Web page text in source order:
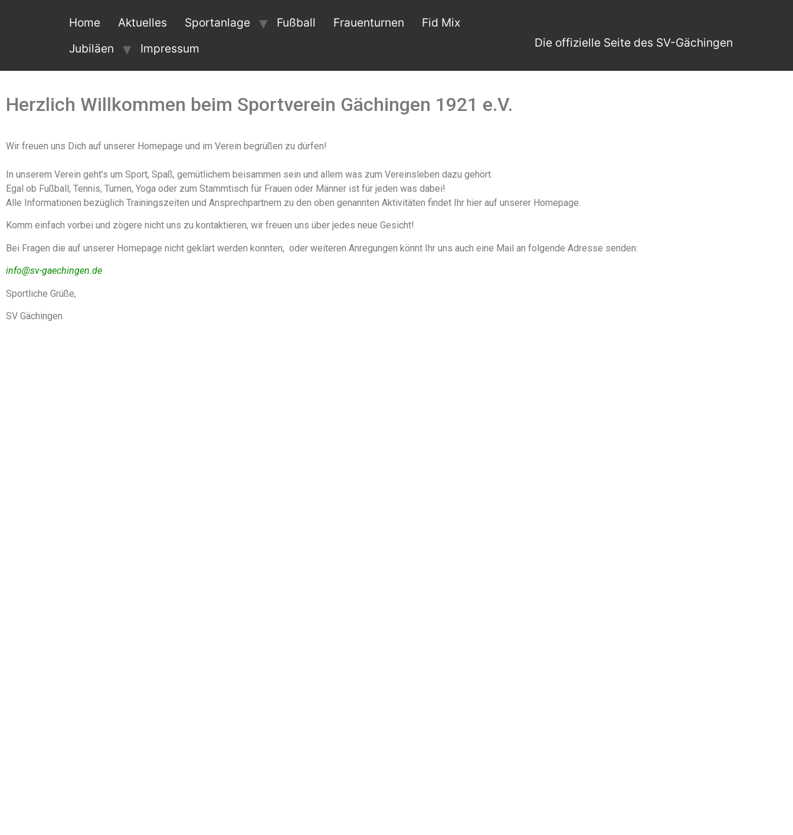
Die offizielle Seite des SV-Gächingen
Home Aktuelles Sportanlage Fußball Frauenturnen
Fid Mix
Jubiläen
Impressum
Herzlich Willkommen beim Sportverein Gächingen 1921 e.V.
Wir freuen uns Dich auf unserer Homepage und im Verein begrüßen zu dürfen!
In unserem Verein geht’s um Sport, Spaß, gemütlichem beisammen sein und allem was zum Vereinsleben dazu gehört.
Egal ob Fußball, Tennis, Turnen, Yoga oder zum Stammtisch für Frauen oder Männer ist für jeden was dabei!
Alle Informationen bezüglich Trainingszeiten und Ansprechpartnern zu den oben genannten Aktivitäten findet Ihr hier auf unserer Homepage.
Komm einfach vorbei und zögere nicht uns zu kontaktieren, wir freuen uns über jedes neue Gesicht!
Bei Fragen die auf unserer Homepage nicht geklärt werden konnten, oder weiteren Anregungen könnt Ihr uns auch eine Mail an folgende Adresse senden:
info@sv-gaechingen.de
Sportliche Grüße,
SV Gächingen